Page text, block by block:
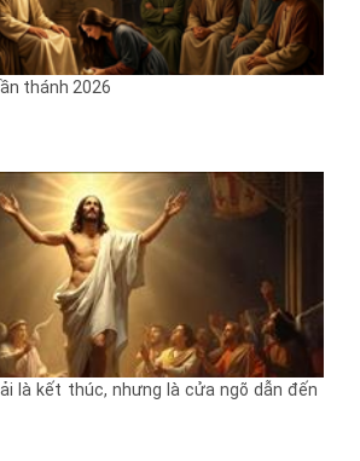
thánh 2026
là kết thúc, nhưng là cửa ngõ dẫn đến